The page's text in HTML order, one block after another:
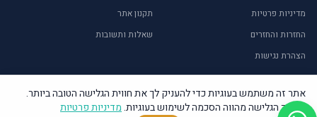
מדיניות פרטיות
תקנון אתר
החזרות והחזרים
שאלות ותשובות
הצהרת נגישות
©
2026 אור איתן – יודאיקה ומתנות. כל הזכויות שמורות.
אתר זה משתמש בעוגיות כדי להעניק לך את חווית הגלישה הטובה ביותר.
המשך הגלישה מהווה הסכמה לשימוש בעוגיות.מדיניות פרטיות